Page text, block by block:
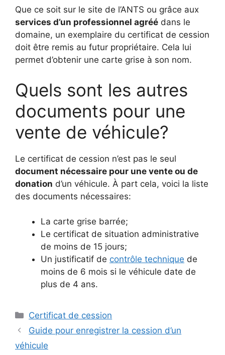
Que ce soit sur le site de l’ANTS ou grâce aux
services d’un professionnel agréé dans le
domaine, un exemplaire du certificat de cession
doit être remis au futur propriétaire. Cela lui
permet d’obtenir une carte grise à son nom.
Quels sont les autres
documents pour une
vente de véhicule?
Le certificat de cession n’est pas le seul
document nécessaire pour une vente ou de
donation d’un véhicule. À part cela, voici la liste
des documents nécessaires:
La carte grise barrée;
Le certificat de situation administrative
de moins de 15 jours;
Un justificatif de contrôle technique de
moins de 6 mois si le véhicule date de
plus de 4 ans.
Catégories
Certificat de cession
Guide pour enregistrer la cession d’un
véhicule